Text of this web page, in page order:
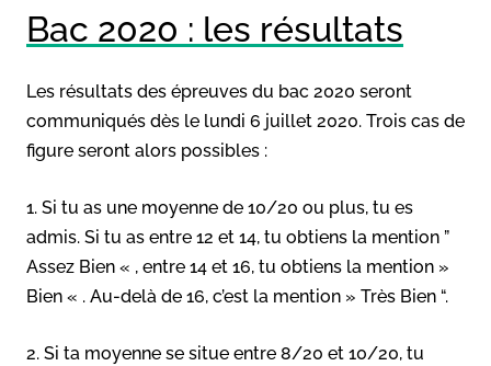
Bac 2020 : les résultats
Les résultats des épreuves du bac 2020 seront
communiqués dès le lundi 6 juillet 2020. Trois cas de
figure seront alors possibles :
1. Si tu as une moyenne de 10/20 ou plus, tu es
admis. Si tu as entre 12 et 14, tu obtiens la mention ”
Assez Bien « , entre 14 et 16, tu obtiens la mention »
Bien « . Au-delà de 16, c’est la mention » Très Bien “.
2. Si ta moyenne se situe entre 8/20 et 10/20, tu